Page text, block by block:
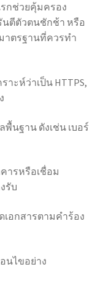
กช่วยคุ้มครอง
นตีตัวตนชักช้า หรือ
ตรฐานที่ควรทำ
าะห์ว่าเป็น HTTPS,
นฐาน ดังเช่น เบอร์
ารหรือเชื่อม
รับ
เอกสารตามคำร้อง
นไขอย่าง